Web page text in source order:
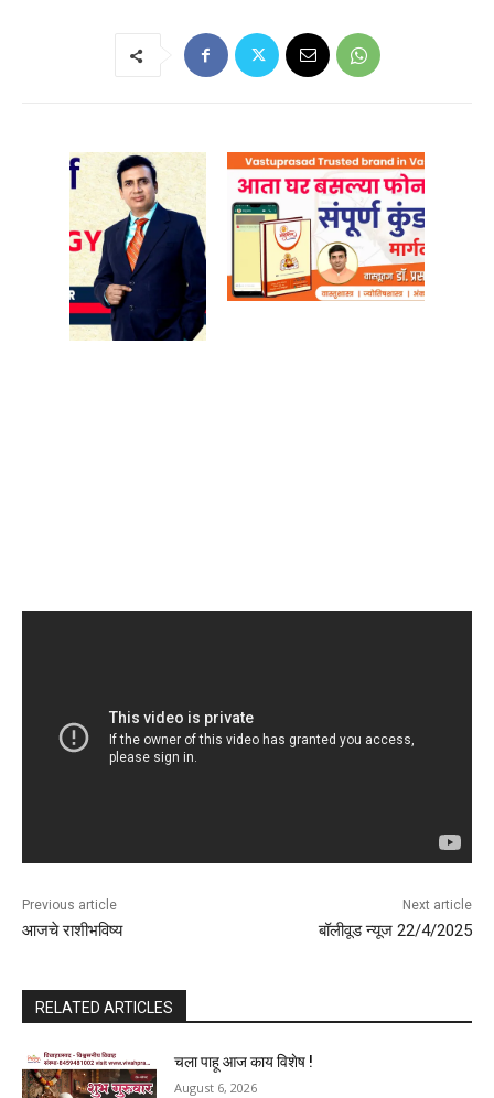
Previous article
आजचे राशीभविष्य
Next article
बॉलीवूड न्यूज 22/4/2025
RELATED ARTICLES
चला पाहू आज काय विशेष !
August 6, 2026